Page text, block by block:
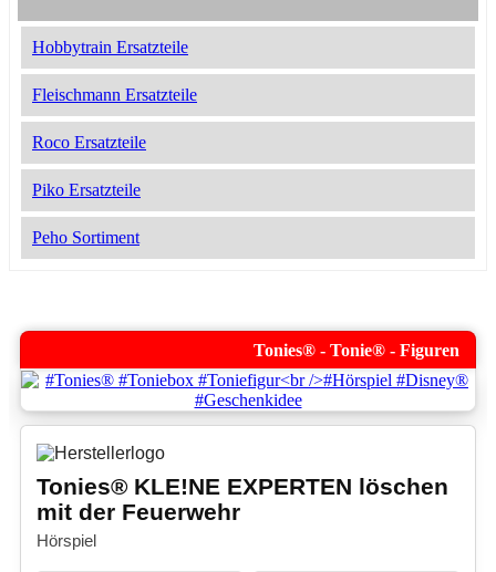
Hobbytrain Ersatzteile
Fleischmann Ersatzteile
Roco Ersatzteile
Piko Ersatzteile
Peho Sortiment
Tonies® - Tonie® - Figuren
Tonies® KLE!NE EXPERTEN löschen
mit der Feuerwehr
Hörspiel